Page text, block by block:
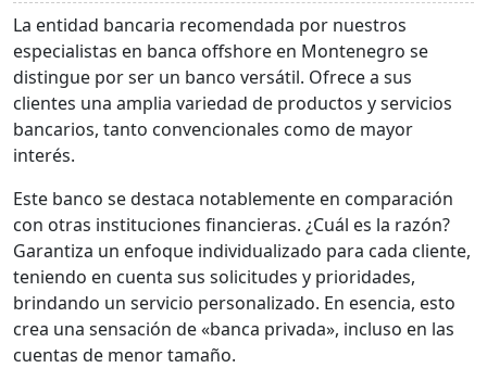
La entidad bancaria recomendada por nuestros
especialistas en banca offshore en Montenegro se
distingue por ser un banco versátil. Ofrece a sus
clientes una amplia variedad de productos y servicios
bancarios, tanto convencionales como de mayor
interés.
Este banco se destaca notablemente en comparación
con otras instituciones financieras. ¿Cuál es la razón?
Garantiza un enfoque individualizado para cada cliente,
teniendo en cuenta sus solicitudes y prioridades,
brindando un servicio personalizado. En esencia, esto
crea una sensación de «banca privada», incluso en las
cuentas de menor tamaño.